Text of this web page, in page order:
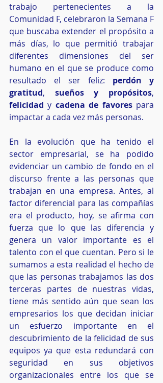
trabajo pertenecientes a la
Comunidad F, celebraron la Semana F
que buscaba extender el propósito a
más días, lo que permitió trabajar
diferentes dimensiones del ser
humano en el que se produce como
resultado el ser feliz: perdón y
gratitud, sueños y propósitos
felicidad y cadena de favores para
impactar a cada vez más personas.
En la evolución que ha tenido el
sector empresarial, se ha podido
evidenciar un cambio de fondo en el
discurso frente a las personas que
trabajan en una empresa. Antes, al
factor diferencial para las compañías
era el producto, hoy, se afirma con
fuerza que lo que las diferencia y
genera un valor importante es el
talento con el que cuentan. Pero si le
sumamos a esta realidad el hecho de
que las personas trabajamos las dos
terceras partes de nuestras vidas,
tiene más sentido aún que sean los
empresarios los que decidan iniciar
un esfuerzo importante en el
descubrimiento de la felicidad de sus
equipos ya que esta redundará con
seguridad en sus objetivos
organizacionales entre los que se